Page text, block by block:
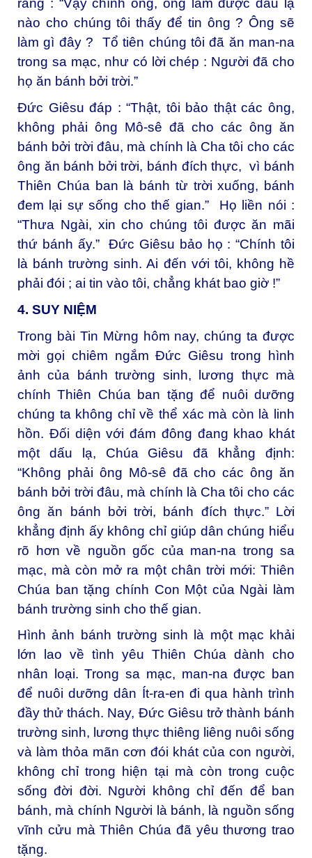
rằng : “Vậy chính ông, ông làm được dấu lạ
nào cho chúng tôi thấy để tin ông ? Ông sẽ
làm gì đây ? Tổ tiên chúng tôi đã ăn man-na
trong sa mạc, như có lời chép : Người đã cho
họ ăn bánh bởi trời.”
Đức Giêsu đáp : “Thật, tôi bảo thật các ông,
không phải ông Mô-sê đã cho các ông ăn
bánh bởi trời đâu, mà chính là Cha tôi cho các
ông ăn bánh bởi trời, bánh đích thực, vì bánh
Thiên Chúa ban là bánh từ trời xuống, bánh
đem lại sự sống cho thế gian.” Họ liền nói :
“Thưa Ngài, xin cho chúng tôi được ăn mãi
thứ bánh ấy.” Đức Giêsu bảo họ : “Chính tôi
là bánh trường sinh. Ai đến với tôi, không hề
phải đói ; ai tin vào tôi, chẳng khát bao giờ !”
4. SUY NIỆM
Trong bài Tin Mừng hôm nay, chúng ta được
mời gọi chiêm ngắm Đức Giêsu trong hình
ảnh của bánh trường sinh, lương thực mà
chính Thiên Chúa ban tặng để nuôi dưỡng
chúng ta không chỉ về thể xác mà còn là linh
hồn. Đối diện với đám đông đang khao khát
một dấu lạ, Chúa Giêsu đã khẳng định:
“Không phải ông Mô-sê đã cho các ông ăn
bánh bởi trời đâu, mà chính là Cha tôi cho các
ông ăn bánh bởi trời, bánh đích thực.” Lời
khẳng định ấy không chỉ giúp dân chúng hiểu
rõ hơn về nguồn gốc của man-na trong sa
mạc, mà còn mở ra một chân trời mới: Thiên
Chúa ban tặng chính Con Một của Ngài làm
bánh trường sinh cho thế gian.
Hình ảnh bánh trường sinh là một mạc khải
lớn lao về tình yêu Thiên Chúa dành cho
nhân loại. Trong sa mạc, man-na được ban
để nuôi dưỡng dân Ít-ra-en đi qua hành trình
đầy thử thách. Nay, Đức Giêsu trở thành bánh
trường sinh, lương thực thiêng liêng nuôi sống
và làm thỏa mãn cơn đói khát của con người,
không chỉ trong hiện tại mà còn trong cuộc
sống đời đời. Người không chỉ đến để ban
bánh, mà chính Người là bánh, là nguồn sống
vĩnh cửu mà Thiên Chúa đã yêu thương trao
tặng.